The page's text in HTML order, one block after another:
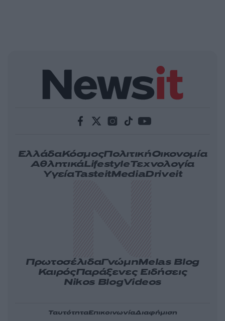
ΕλλάδαΚόσμοςΠολιτικήΟικονομία
ΑθλητικάLifestyleΤεχνολογία
ΥγείαTasteitMediaDriveit
ΠρωτοσέλιδαΓνώμηMelas Blog
ΚαιρόςΠαράξενες Ειδήσεις
Nikos BlogVideos
ΤαυτότηταΕπικοινωνίαΔιαφήμιση